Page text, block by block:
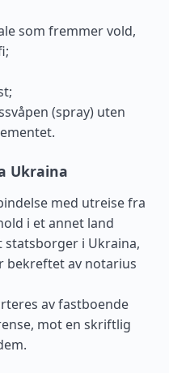
som fremmer vold,
(spray) uten
Ukraina
med utreise fra
i et annet land
statsborger i Ukraina,
bekreftet av notarius
av fastboende
mot en skriftlig